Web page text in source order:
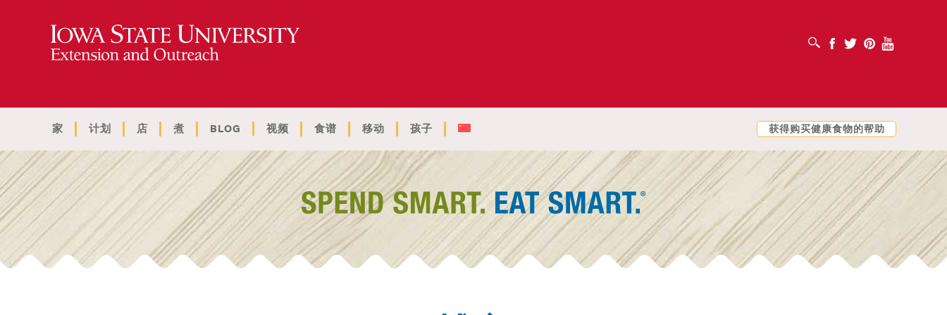
打开搜索框 Facebook
Twitter PinterestYoutube
家 计划 店 煮 BLOG 视频 食谱 移动 孩子 获得购买健康食物的帮助